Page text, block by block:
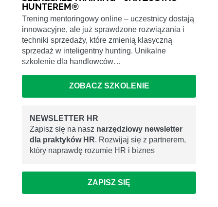
HUNTEREM®
Trening mentoringowy online – uczestnicy dostają
innowacyjne, ale już sprawdzone rozwiązania i
techniki sprzedaży, które zmienią klasyczną
sprzedaż w inteligentny hunting. Unikalne
szkolenie dla handlowców…
ZOBACZ SZKOLENIE
NEWSLETTER HR
Zapisz się na nasz narzędziowy newsletter
dla praktyków HR. Rozwijaj się z partnerem,
który naprawdę rozumie HR i biznes
ZAPISZ SIĘ